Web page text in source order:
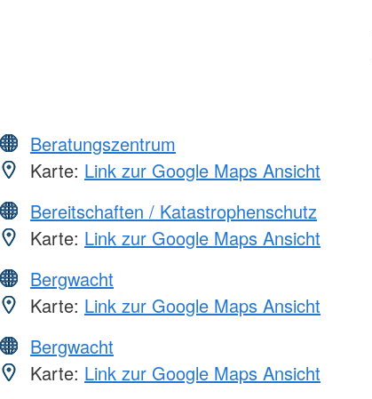
Beratungszentrum
Karte: Link zur Google Maps Ansicht
Bereitschaften / Katastrophenschutz
Karte: Link zur Google Maps Ansicht
Bergwacht
Karte: Link zur Google Maps Ansicht
Bergwacht
Karte: Link zur Google Maps Ansicht